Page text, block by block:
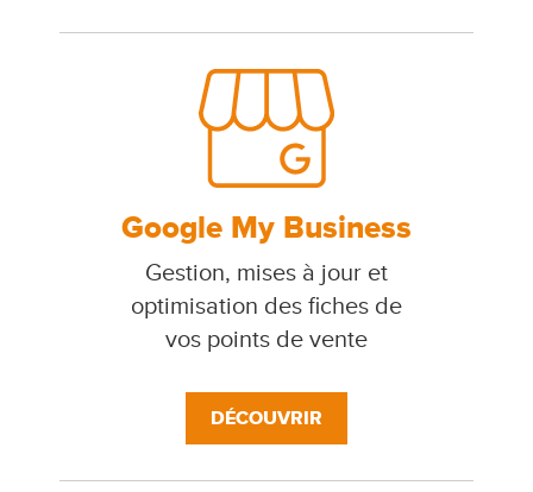
Google My Business
Gestion, mises à jour et
optimisation des fiches de
vos points de vente
DÉCOUVRIR